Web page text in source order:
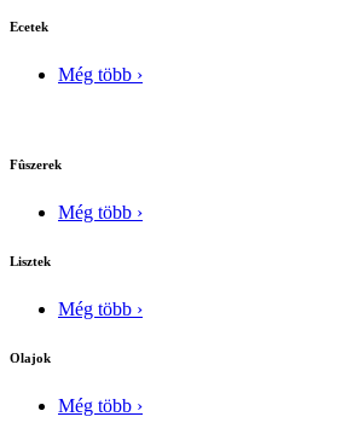
Ecetek
Még több ›
Fûszerek
Még több ›
Lisztek
Még több ›
Olajok
Még több ›